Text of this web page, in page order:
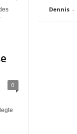
0
Dennis -